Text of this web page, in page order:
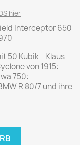
hier
Interceptor 650
50 Kubik - Klaus
von 1915:
750:
R 80/7 und ihre